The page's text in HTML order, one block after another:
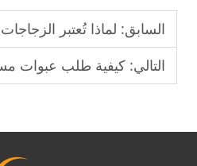
السابق: لماذا تُعتبر الزجاجات ذات الغطاء
التالي: كيفية طلب عبوات مستحضرات التجميل